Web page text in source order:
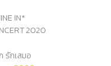
IN*
2020
รักเสมอ